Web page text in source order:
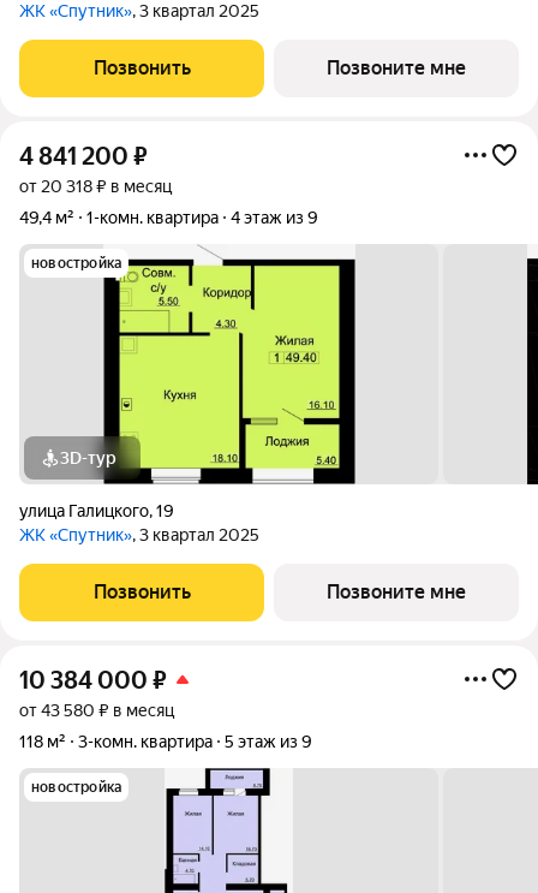
ЖК «Спутник», 3 квартал 2025
Позвонить Позвоните мне
4 841 200 ₽
от 20 318 ₽ в месяц
49,4 м²
1-комн. квартира 4 этаж из 9
новостройка
3D-тур
улица Галицкого,19
ЖК «Спутник», 3 квартал 2025
Позвонить Позвоните мне
10 384 000 ₽
от 43 580 ₽ в месяц
118 м²
3-комн. квартира 5 этаж из 9
новостройка